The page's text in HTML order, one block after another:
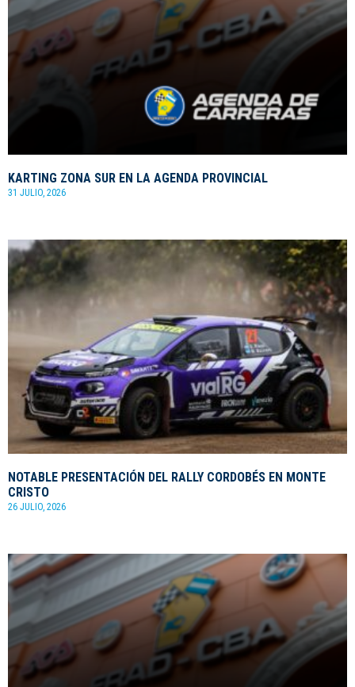
KARTING ZONA SUR EN LA AGENDA PROVINCIAL
31 JULIO, 2026
NOTABLE PRESENTACIÓN DEL RALLY CORDOBÉS EN MONTE
CRISTO
26 JULIO, 2026